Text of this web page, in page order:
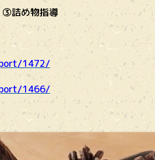
③詰め物指導
1472/
1466/